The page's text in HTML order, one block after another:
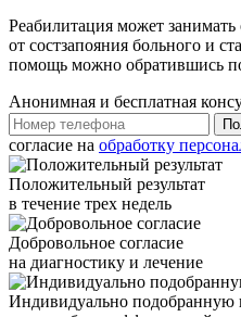
Реабилитация может занимать
от состзапояния больного и
помощь можно обратившись
Анонимная и бесплатная
согласие на обработку
Положительный результат
в течение трех недель
Добровольное согласие
на диагностику и лечение
Индивидуально подобранную